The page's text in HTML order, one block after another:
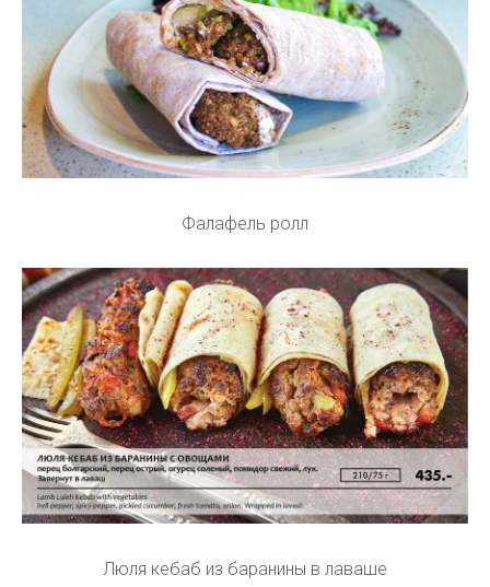
Фалафель ролл
Люля кебаб из баранины в лаваше